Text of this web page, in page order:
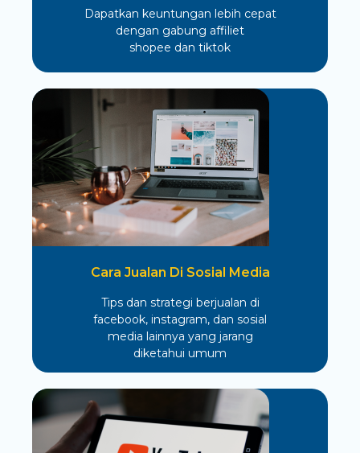
Dapatkan keuntungan lebih cepat
dengan gabung affiliet
shopee dan tiktok
Cara Jualan Di Sosial Media
Tips dan strategi berjualan di
facebook, instagram, dan sosial
media lainnya yang jarang
diketahui umum